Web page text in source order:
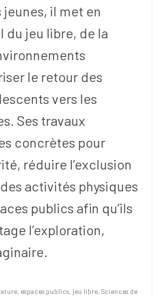
jeunes, il met en
jeu libre, de la
le retour des
vers les
Ses travaux
concrètes pour
réduire l’exclusion
activités physiques
publics afin qu’ils
l’exploration,
, espaces publics, jeu libre, Sciences de